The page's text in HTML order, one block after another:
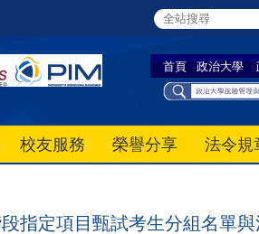
首頁 政治大學
校友服務 榮譽分享 法令規
指定項目甄試考生分組名單